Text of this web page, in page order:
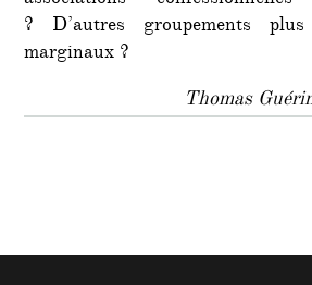
? D’autres groupements
marginaux ?
Thomas